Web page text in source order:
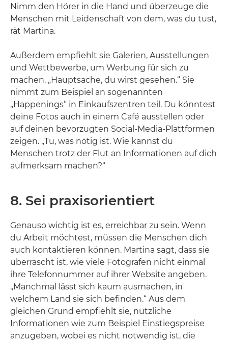
Nimm den Hörer in die Hand und überzeuge die
Menschen mit Leidenschaft von dem, was du tust,
rät Martina.
Außerdem empfiehlt sie Galerien, Ausstellungen
und Wettbewerbe, um Werbung für sich zu
machen. „Hauptsache, du wirst gesehen.“ Sie
nimmt zum Beispiel an sogenannten
„Happenings“ in Einkaufszentren teil. Du könntest
deine Fotos auch in einem Café ausstellen oder
auf deinen bevorzugten Social-Media-Plattformen
zeigen. „Tu, was nötig ist. Wie kannst du
Menschen trotz der Flut an Informationen auf dich
aufmerksam machen?“
8. Sei praxisorientiert
Genauso wichtig ist es, erreichbar zu sein. Wenn
du Arbeit möchtest, müssen die Menschen dich
auch kontaktieren können. Martina sagt, dass sie
überrascht ist, wie viele Fotografen nicht einmal
ihre Telefonnummer auf ihrer Website angeben.
„Manchmal lässt sich kaum ausmachen, in
welchem Land sie sich befinden.“ Aus dem
gleichen Grund empfiehlt sie, nützliche
Informationen wie zum Beispiel Einstiegspreise
anzugeben, wobei es nicht notwendig ist, die